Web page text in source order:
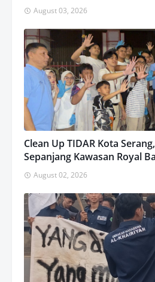
August 03, 2026
Clean Up TIDAR Kota
Sepanjang Kawasan Royal
August 02, 2026